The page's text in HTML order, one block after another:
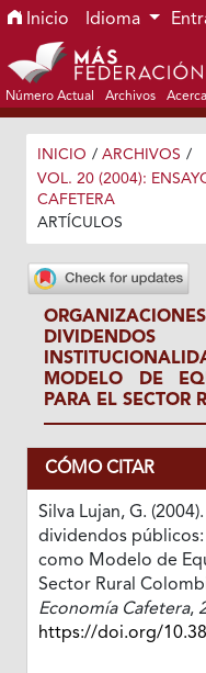
Ir al menú de
Ir al contenido principal
Ir al pie de página del
Inicio Idioma
Número Actual Archivos
INICIO / ARCHIVOS /
VOL. 20 (2004):
CAFETERA
ARTÍCULOS
MODELO DE
PARA EL SECTOR
CÓMO CITAR
Silva Lujan, G.
dividendos
como Modelo de
Sector Rural
Economía Cafetera,
https://doi.org/